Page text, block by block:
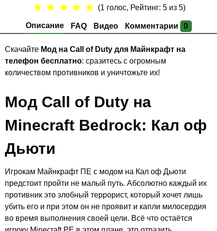
Описание FAQ Видео Комментарии 0
★ ★ ★ ★ ★ (1 голос, Рейтинг:5 из 5)
Скачайте Мод на Call of Duty для Майнкрафт на
телефон бесплатно: сразитесь с огромным
количеством противников и уничтожьте их!
Мод Call of Duty на
Minecraft Bedrock: Кал оф
Дьюти
Игрокам Майнкрафт ПЕ с модом на Кал оф Дьюти
предстоит пройти не малый путь. Абсолютно каждый их
противник это злобный террорист, который хочет лишь
убить его и при этом он не проявит и капли милосердия
во время выполнения своей цели. Всё что остаётся